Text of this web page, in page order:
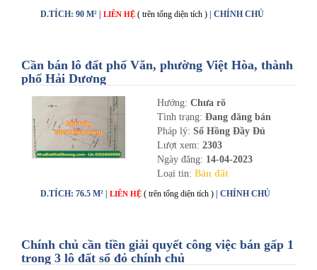
D.TÍCH: 90 M² | LIÊN HỆ ( trên tổng diện tích ) | CHÍNH CHỦ
Cần bán lô đất phố Văn, phường Việt Hòa, thành
phố Hải Dương
Hướng: Chưa rõ
Tình trạng: Đang đăng bán
Pháp lý: Sổ Hồng Đầy Đủ
Lượt xem: 2303
Ngày đăng: 14-04-2023
Loại tin: Bán đất
D.TÍCH: 76.5 M² | LIÊN HỆ ( trên tổng diện tích ) | CHÍNH CHỦ
Chính chủ cần tiền giải quyết công việc bán gấp 1
trong 3 lô đất sổ đỏ chính chủ